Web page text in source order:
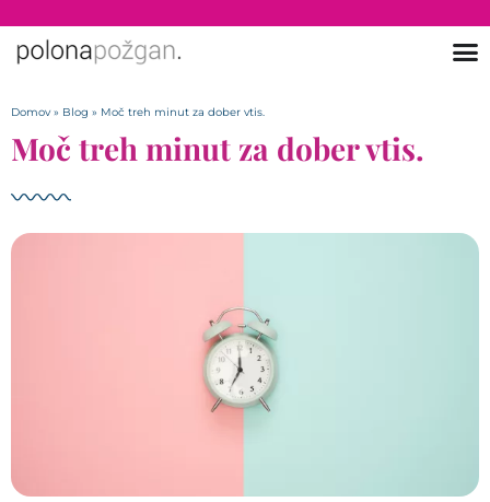
Domov» Blog » Moč treh minut za dober vtis.
Moč treh minut za dober vtis.